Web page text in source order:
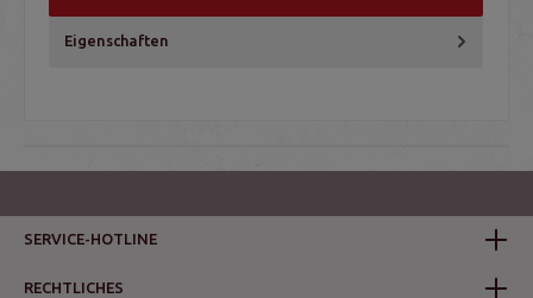
Eigenschaften
SERVICE-HOTLINE
RECHTLICHES